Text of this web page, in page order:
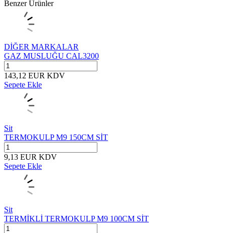
Benzer Ürünler
DİĞER MARKALAR
GAZ MUSLUĞU CAL3200
143,12 EUR KDV
Sepete Ekle
Sit
TERMOKULP M9 150CM SİT
9,13 EUR KDV
Sepete Ekle
Sit
TERMİKLİ TERMOKULP M9 100CM SİT